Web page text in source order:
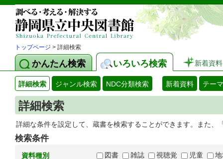
トップページ > 詳細検索
かんたん検索 いろいろ検索 新着資料
詳細検索 ジャンル検索 NDC分類検索 新着資料 テー
詳細検索
詳細な条件を設定して、蔵書を検索することができます。また
検索条件
資料種別 図書 雑誌 視聴覚 児童